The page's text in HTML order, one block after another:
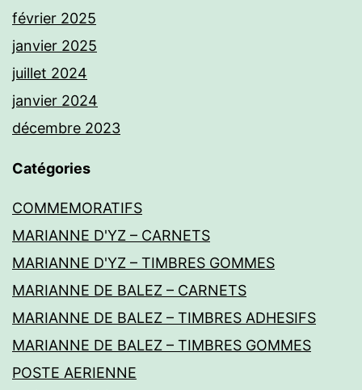
février 2025
janvier 2025
juillet 2024
janvier 2024
décembre 2023
Catégories
COMMEMORATIFS
MARIANNE D'YZ – CARNETS
MARIANNE D'YZ – TIMBRES GOMMES
MARIANNE DE BALEZ – CARNETS
MARIANNE DE BALEZ – TIMBRES ADHESIFS
MARIANNE DE BALEZ – TIMBRES GOMMES
POSTE AERIENNE